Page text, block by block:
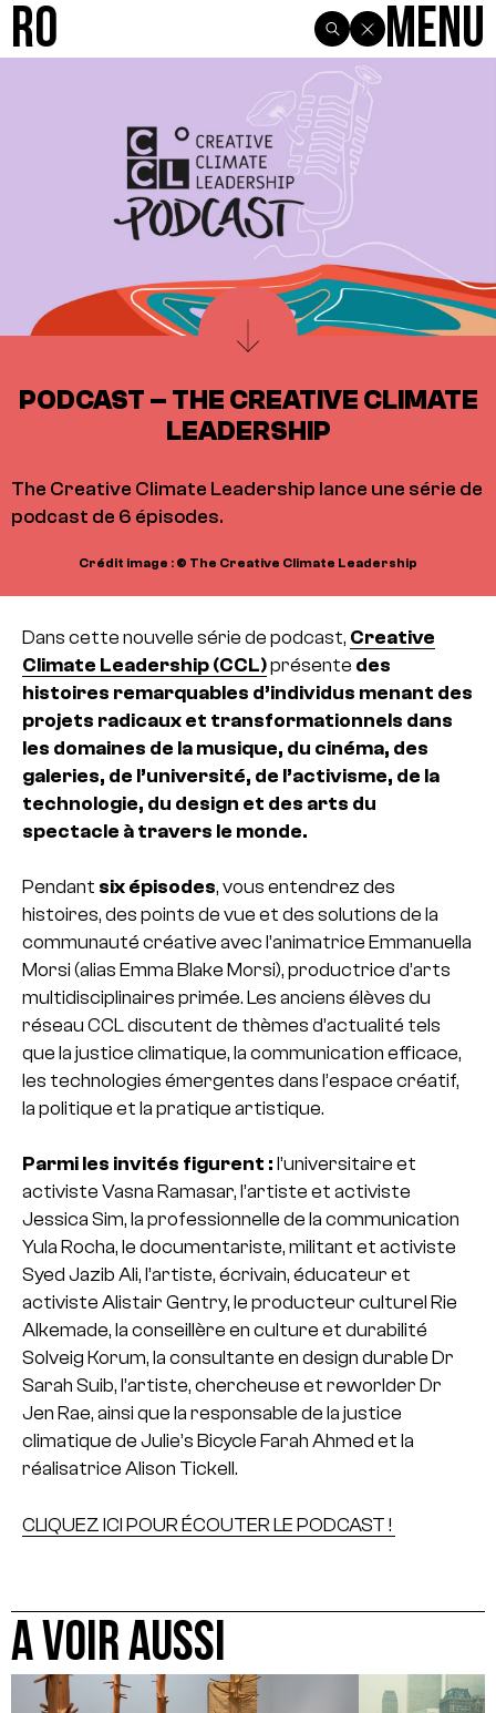
R0 Menu
PODCAST – THE CREATIVE CLIMATE
LEADERSHIP
The Creative Climate Leadership lance une série de
podcast de 6 épisodes.
Crédit image : © The Creative Climate Leadership
Dans cette nouvelle série de podcast, Creative
Climate Leadership (CCL)présente des
histoires remarquables d’individus menant des
projets radicaux et transformationnels dans
les domaines de la musique, du cinéma, des
galeries, de l’université, de l’activisme, de la
technologie, du design et des arts du
spectacle à travers le monde.
Pendant six épisodes, vous entendrez des
histoires, des points de vue et des solutions de la
communauté créative avec l’animatrice Emmanuella
Morsi (alias Emma Blake Morsi), productrice d’arts
multidisciplinaires primée. Les anciens élèves du
réseau CCL discutent de thèmes d’actualité tels
que la justice climatique, la communication efficace,
les technologies émergentes dans l’espace créatif,
la politique et la pratique artistique.
Parmi les invités figurent : l’universitaire et
activiste Vasna Ramasar, l’artiste et activiste
Jessica Sim, la professionnelle de la communication
Yula Rocha, le documentariste, militant et activiste
Syed Jazib Ali, l’artiste, écrivain, éducateur et
activiste Alistair Gentry, le producteur culturel Rie
Alkemade, la conseillère en culture et durabilité
Solveig Korum, la consultante en design durable Dr
Sarah Suib, l’artiste, chercheuse et reworlder Dr
Jen Rae, ainsi que la responsable de la justice
climatique de Julie’s Bicycle Farah Ahmed et la
réalisatrice Alison Tickell.
CLIQUEZ ICI POUR ÉCOUTER LE PODCAST !
A VOIR AUSSI